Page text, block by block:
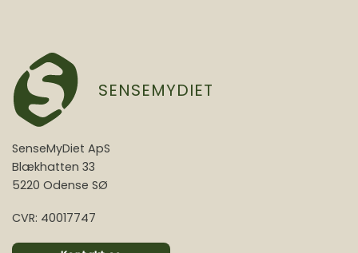
SENSEMYDIET
SenseMyDiet ApS
Blækhatten 33
5220 Odense SØ
CVR: 40017747